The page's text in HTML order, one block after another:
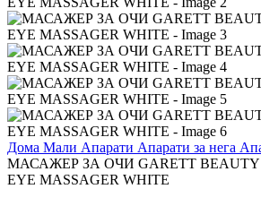
Дома Мали Апарати Апарати за нега
МАСАЖЕР ЗА ОЧИ GARETT BEAUTY
EYE MASSAGER WHITE